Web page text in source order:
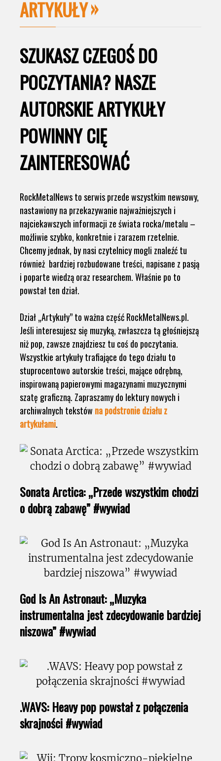
ARTYKUŁY
SZUKASZ CZEGOŚ DO
POCZYTANIA? NASZE
AUTORSKIE ARTYKUŁY
POWINNY CIĘ
ZAINTERESOWAĆ
RockMetalNews to serwis przede wszystkim newsowy,
nastawiony na przekazywanie najważniejszych i
najciekawszych informacji ze świata rocka/metalu –
możliwie szybko, konkretnie i zarazem rzetelnie.
Chcemy jednak, by nasi czytelnicy mogli znaleźć tu
również bardziej rozbudowane treści, napisane z pasją
i poparte wiedzą oraz researchem. Właśnie po to
powstał ten dział.
Dział „Artykuły” to ważna część RockMetalNews.pl.
Jeśli interesujesz się muzyką, zwłaszcza tą głośniejszą
niż pop, zawsze znajdziesz tu coś do poczytania.
Wszystkie artykuły trafiające do tego działu to
stuprocentowo autorskie treści, mające odrębną,
inspirowaną papierowymi magazynami muzycznymi
szatę graficzną. Zapraszamy do lektury nowych i
archiwalnych tekstów na podstronie działu z
artykułami.
Sonata Arctica: „Przede wszystkim chodzi
o dobrą zabawę” #wywiad
God Is An Astronaut: „Muzyka
instrumentalna jest zdecydowanie bardziej
niszowa” #wywiad
.WAVS: Heavy pop powstał z połączenia
skrajności #wywiad